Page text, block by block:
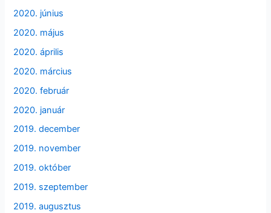
2020. június
2020. május
2020. április
2020. március
2020. február
2020. január
2019. december
2019. november
2019. október
2019. szeptember
2019. augusztus